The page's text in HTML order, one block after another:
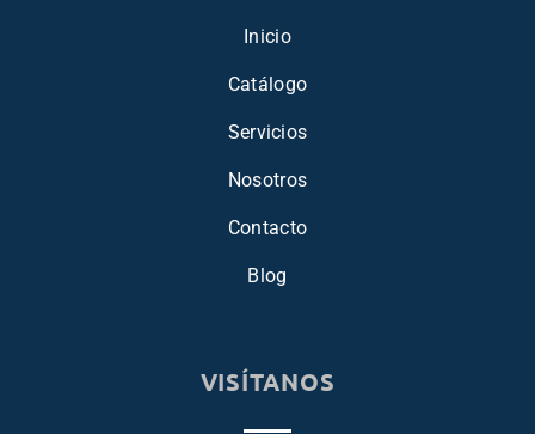
Inicio
Catálogo
Servicios
Nosotros
Contacto
Blog
VISÍTANOS